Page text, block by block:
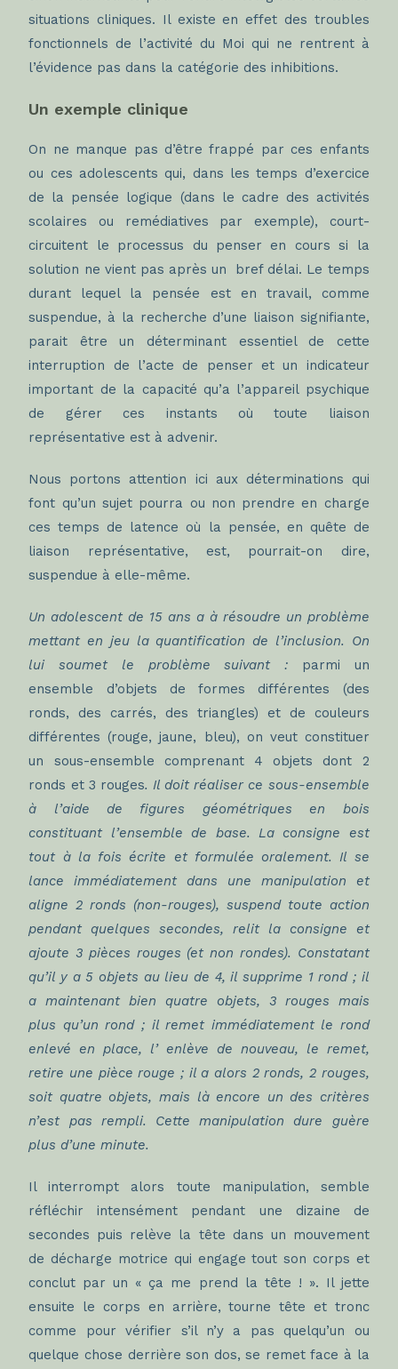
situations cliniques. Il existe en effet des troubles
fonctionnels de l’activité du Moi qui ne rentrent à
l’évidence pas dans la catégorie des inhibitions.
Un exemple clinique
On ne manque pas d’être frappé par ces enfants
ou ces adolescents qui, dans les temps d’exercice
de la pensée logique (dans le cadre des activités
scolaires ou remédiatives par exemple), court-
circuitent le processus du penser en cours si la
solution ne vient pas après un bref délai. Le temps
durant lequel la pensée est en travail, comme
suspendue, à la recherche d’une liaison signifiante,
parait être un déterminant essentiel de cette
interruption de l’acte de penser et un indicateur
important de la capacité qu’a l’appareil psychique
de gérer ces instants où toute liaison
représentative est à advenir.
Nous portons attention ici aux déterminations qui
font qu’un sujet pourra ou non prendre en charge
ces temps de latence où la pensée, en quête de
liaison représentative, est, pourrait-on dire,
suspendue à elle-même.
Un adolescent de 15 ans a à résoudre un problème
mettant en jeu la quantification de l’inclusion. On
lui soumet le problème suivant : parmi un
ensemble d’objets de formes différentes (des
ronds, des carrés, des triangles) et de couleurs
différentes (rouge, jaune, bleu), on veut constituer
un sous-ensemble comprenant 4 objets dont 2
ronds et 3 rouges. Il doit réaliser ce sous-ensemble
à l’aide de figures géométriques en bois
constituant l’ensemble de base. La consigne est
tout à la fois écrite et formulée oralement. Il se
lance immédiatement dans une manipulation et
aligne 2 ronds (non-rouges), suspend toute action
pendant quelques secondes, relit la consigne et
ajoute 3 pièces rouges (et non rondes). Constatant
qu’il y a 5 objets au lieu de 4, il supprime 1 rond ; il
a maintenant bien quatre objets, 3 rouges mais
plus qu’un rond ; il remet immédiatement le rond
enlevé en place, l’ enlève de nouveau, le remet,
retire une pièce rouge ; il a alors 2 ronds, 2 rouges,
soit quatre objets, mais là encore un des critères
n’est pas rempli. Cette manipulation dure guère
plus d’une minute.
Il interrompt alors toute manipulation, semble
réfléchir intensément pendant une dizaine de
secondes puis relève la tête dans un mouvement
de décharge motrice qui engage tout son corps et
conclut par un « ça me prend la tête ! ». Il jette
ensuite le corps en arrière, tourne tête et tronc
comme pour vérifier s’il n’y a pas quelqu’un ou
quelque chose derrière son dos, se remet face à la